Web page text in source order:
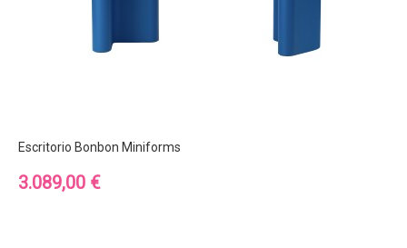
Escritorio Bonbon Miniforms
Precio
3.089,00 €